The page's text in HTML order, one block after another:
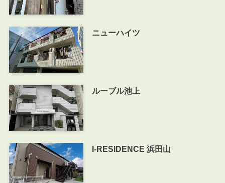
ニューハイツ
ルーブル池上
I-RESIDENCE 浜田山